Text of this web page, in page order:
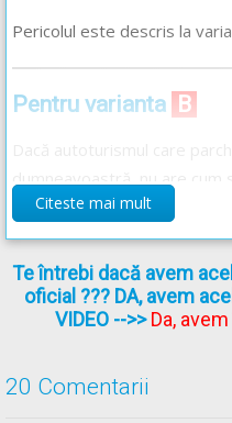
Pericolul este descris la
Pentru varianta B
dumneavoastră, celor care
acesta este în spatele
Pentru variantaC
marginea șoselei, iar în
autoturism. În astfel de
Citeste mai mult
Te întrebi dacă avem
oficial ??? DA, avem
VIDEO -->>Da,
20 Comentarii